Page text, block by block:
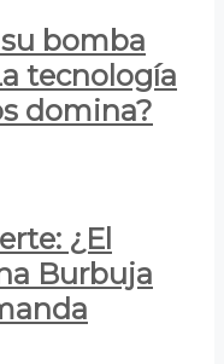
su bomba
tecnología
domina?
¿El
Burbuja